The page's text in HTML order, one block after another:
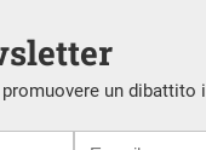
un dibattito